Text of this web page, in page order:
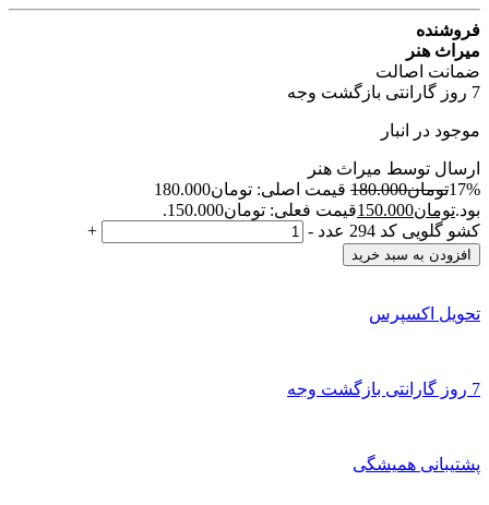
فروشنده
میراث هنر
ضمانت اصالت
7 روز گارانتی بازگشت وجه
موجود در انبار
ارسال توسط میراث هنر
17%تومان180.000
قیمت اصلی: تومان180.000
بود.تومان150.000قیمت فعلی: تومان150.000.
کشو گلویی کد 294 عدد
-
+
افزودن به سبد خرید
تحویل اکسپرس
7 روز گارانتی بازگشت وجه
پشتیبانی همیشگی